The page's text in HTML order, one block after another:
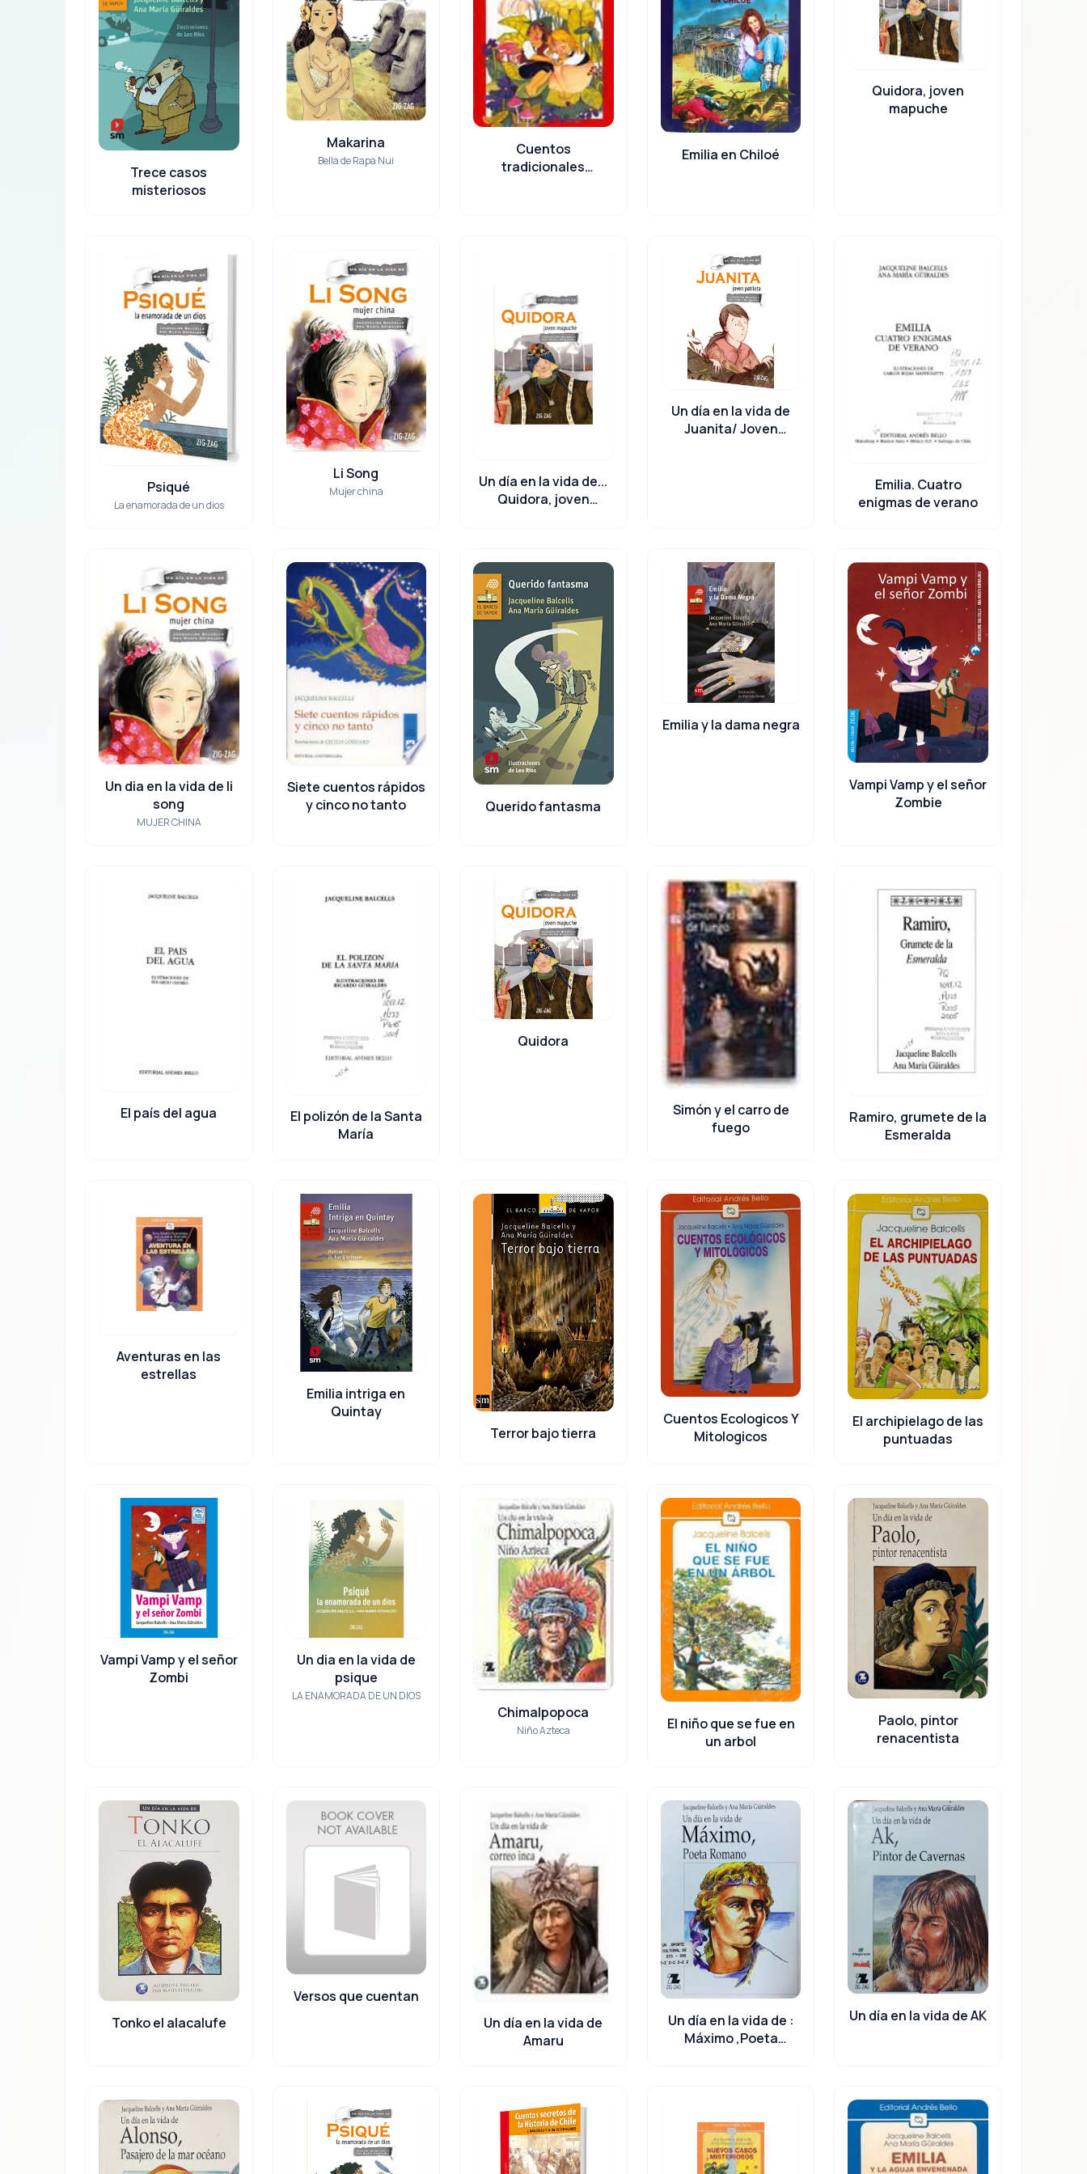
Trece casos
misteriosos
Makarina
Bella de Rapa Nui
Cuentos
tradicionales
Emilia en Chiloé
Quidora, joven
mapuche
Psiqué
La enamorada de un dios
Li Song
Mujer china
Un día en la vida de...
Quidora, joven
Un día en la vida de
Juanita/ Joven
Emilia. Cuatro
enigmas de verano
Un dia en la vida de li
song
MUJER CHINA
Siete cuentos rápidos
y cinco no tanto
Querido fantasma
Emilia y la dama negra
Vampi Vamp y el señor
Zombie
El país del agua
El polizón de la Santa
María
Quidora
Simón y el carro de
fuego
Ramiro, grumete de la
Esmeralda
Aventuras en las
estrellas
Emilia intriga en
Quintay
Terror bajo tierra
Cuentos Ecologicos Y
Mitologicos
El archipielago de las
puntuadas
Vampi Vamp y el señor
Zombi
Un dia en la vida de
psique
LA ENAMORADA DE UN DIOS
Chimalpopoca
Niño Azteca
El niño que se fue en
un arbol
Paolo, pintor
renacentista
Tonko el alacalufe
Versos que cuentan
Un día en la vida de
Amaru
Un día en la vida de :
Máximo ,Poeta
Un día en la vida de AK